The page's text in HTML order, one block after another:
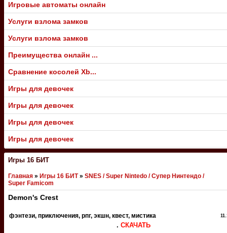
Игровые автоматы онлайн
Услуги взлома замков
Услуги взлома замков
Преимущества онлайн ...
Сравнение косолей Xb...
Игры для девочек
Игры для девочек
Игры для девочек
Игры для девочек
Игры 16 БИТ
Главная » Игры 16 БИТ» SNES / Super Nintedo / Супер Нинтендо /
Super Famicom
Demon's Crest
фэнтези, приключения, рпг, экшн, квест, мистика
. СКАЧАТЬ